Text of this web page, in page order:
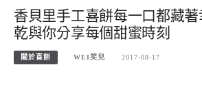
香貝里手工喜餅每一口都藏
乾與你分享每個甜蜜時刻
關於喜餅 WEI笑兒 2017-08-17